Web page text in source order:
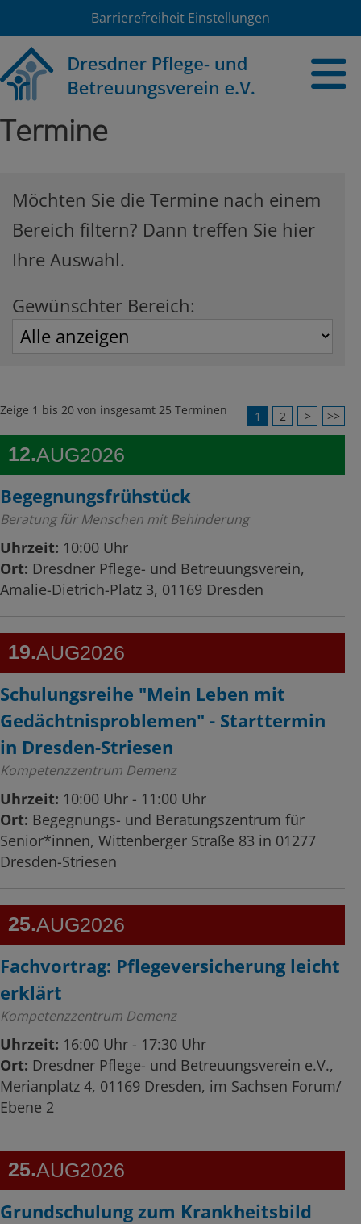
Barrierefreiheit Einstellungen
Termine
Möchten Sie die Termine nach einem
Bereich filtern? Dann treffen Sie hier
Ihre Auswahl.
Gewünschter Bereich:
Zeige 1 bis 20 von insgesamt 25 Terminen 1 2 > >>
12 AUG2026
Begegnungsfrühstück
Beratung für Menschen mit Behinderung
Uhrzeit: 10:00 Uhr
Ort: Dresdner Pflege- und Betreuungsverein,
Amalie-Dietrich-Platz 3, 01169 Dresden
19 AUG2026
Schulungsreihe "Mein Leben mit
Gedächtnisproblemen" - Starttermin
in Dresden-Striesen
Kompetenzzentrum Demenz
Uhrzeit: 10:00 Uhr - 11:00 Uhr
Ort: Begegnungs- und Beratungszentrum für
Senior*innen, Wittenberger Straße 83 in 01277
Dresden-Striesen
25 AUG2026
Fachvortrag: Pflegeversicherung leicht
erklärt
Kompetenzzentrum Demenz
Uhrzeit: 16:00 Uhr - 17:30 Uhr
Ort: Dresdner Pflege- und Betreuungsverein e.V.,
Merianplatz 4, 01169 Dresden, im Sachsen Forum/
Ebene 2
25 AUG2026
Grundschulung zum Krankheitsbild